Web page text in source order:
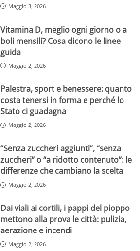
Maggio 3, 2026
Vitamina D, meglio ogni giorno o a
boli mensili? Cosa dicono le linee
guida
Maggio 2, 2026
Palestra, sport e benessere: quanto
costa tenersi in forma e perché lo
Stato ci guadagna
Maggio 2, 2026
“Senza zuccheri aggiunti”, “senza
zuccheri” o “a ridotto contenuto”: le
differenze che cambiano la scelta
Maggio 2, 2026
Dai viali ai cortili, i pappi del pioppo
mettono alla prova le città: pulizia,
aerazione e incendi
Maggio 2, 2026